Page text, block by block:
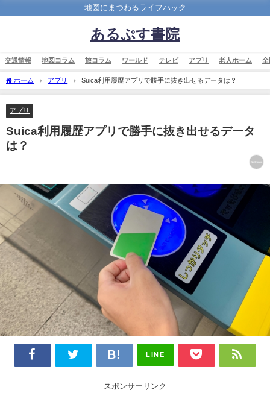
地図にまつわるライフハック
あるぷす書院
交通情報 地図コラム 旅コラム ワールド テレビ アプリ 老人ホーム 全
ホーム アプリ Suica利用履歴アプリで勝手に抜き出せるデータは？
アプリ
Suica利用履歴アプリで勝手に抜き出せるデータ
は？
LINE
スポンサーリンク